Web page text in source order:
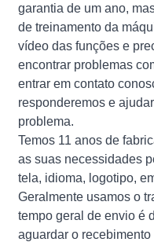
garantia de um ano,
de treinamento da
vídeo das funções e
encontrar problemas
entrar em contato
responderemos e
problema.
Temos 11 anos de
as suas necessidades
tela, idioma, logotipo,
Geralmente usamos o
tempo geral de envio é
aguardar o